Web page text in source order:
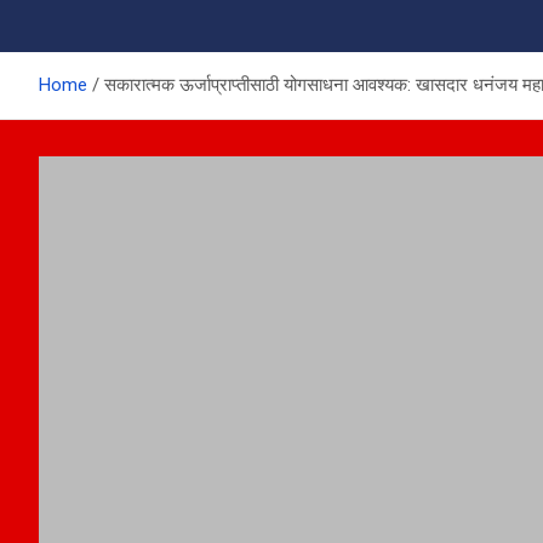
Home सकारात्मक ऊर्जाप्राप्तीसाठी योगसाधना आवश्यक: खासदार धनंजय